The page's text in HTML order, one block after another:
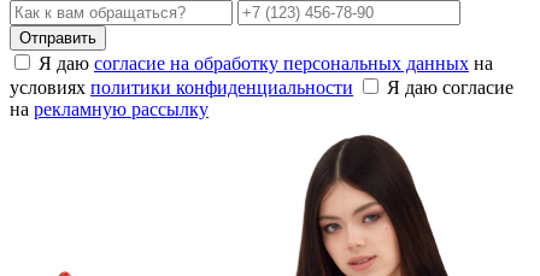
Отправить
Я даю согласие на обработку персональных данных на
условиях политики конфиденциальности
Я даю согласие
на рекламную рассылку